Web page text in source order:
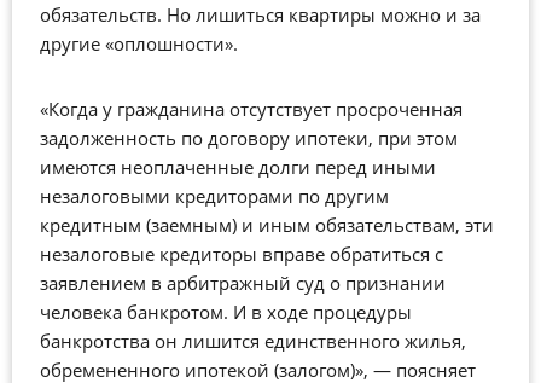
обязательств. Но лишиться квартиры можно и за
другие «оплошности».
«Когда у гражданина отсутствует просроченная
задолженность по договору ипотеки, при этом
имеются неоплаченные долги перед иными
незалоговыми кредиторами по другим
кредитным (заемным) и иным обязательствам, эти
незалоговые кредиторы вправе обратиться с
заявлением в арбитражный суд о признании
человека банкротом. И в ходе процедуры
банкротства он лишится единственного жилья,
обремененного ипотекой (залогом)», — поясняет